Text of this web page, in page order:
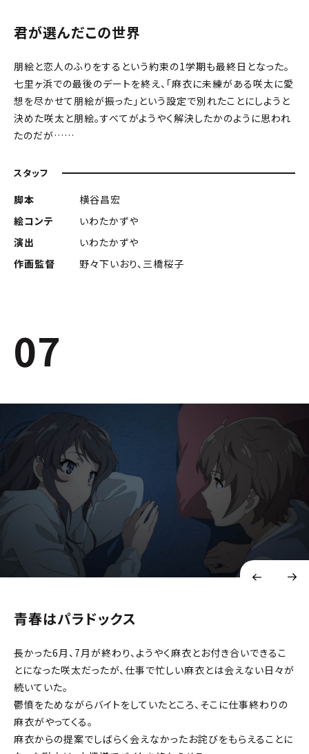
君が選んだこの世界
朋絵と恋人のふりをするという約束の1学期も最終日となった。
七里ヶ浜での最後のデートを終え、「麻衣に未練がある咲太に愛
想を尽かせて朋絵が振った」という設定で別れたことにしようと
決めた咲太と朋絵。すべてがようやく解決したかのように思われ
たのだが……
スタッフ
脚本
横谷昌宏
絵コンテ
いわたかずや
演出
いわたかずや
作画監督
野々下いおり、三橋桜子
07
青春はパラドックス
長かった6月、7月が終わり、ようやく麻衣とお付き合いできるこ
とになった咲太だったが、仕事で忙しい麻衣とは会えない日々が
続いていた。
鬱憤をためながらバイトをしていたところ、そこに仕事終わりの
麻衣がやってくる。
麻衣からの提案でしばらく会えなかったお詫びをもらえることに